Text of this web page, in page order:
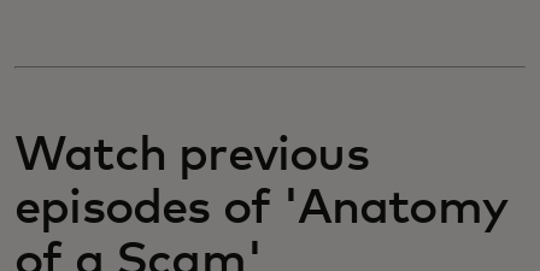
Watch previous
episodes of 'Anatomy
of a Scam'